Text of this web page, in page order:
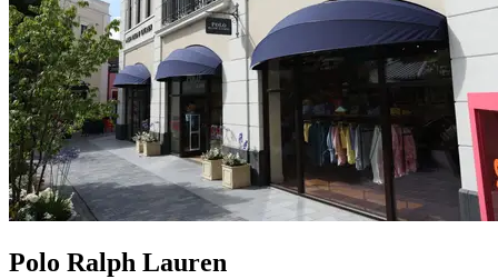
Polo Ralph Lauren